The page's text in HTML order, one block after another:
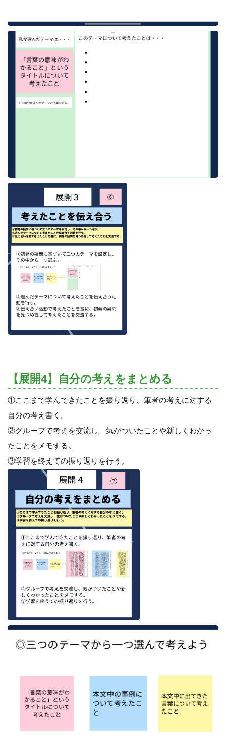
【展開4】自分の考えをまとめる
①ここまで学んできたことを振り返り、筆者の考えに対する
自分の考え書く。
②グループで考えを交流し、気がついたことや新しくわかっ
たことをメモする。
③学習を終えての振り返りを行う。